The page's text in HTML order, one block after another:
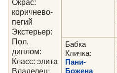
Окрас:
коричнево-
пегий
Экстерьер:
Пол.
диплом:
Класс: элита
Владелец:
Бабка
Кличка:
Пани-
Божена